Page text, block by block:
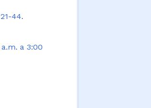
44.
a 3:00